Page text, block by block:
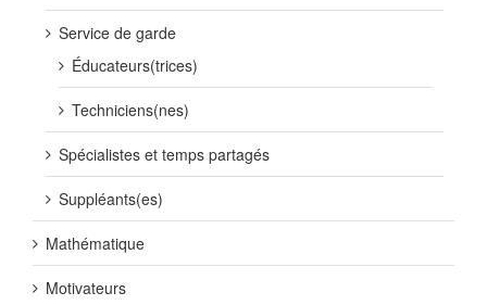
Service de garde
Éducateurs(trices)
Techniciens(nes)
Spécialistes et temps partagés
Suppléants(es)
Mathématique
Motivateurs